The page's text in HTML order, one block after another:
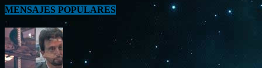
MENSAJES POPULARES